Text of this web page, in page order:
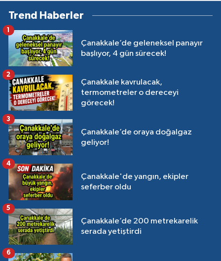
Trend Haberler
Çanakkale’de geleneksel panayır
başlıyor, 4 gün sürecek!
1
Çanakkale kavrulacak,
termometreler o dereceyi
görecek!
2
Çanakkale’de oraya doğalgaz
geliyor!
3
Çanakkale'de yangın, ekipler
seferber oldu
4
Çanakkale’de 200 metrekarelik
serada yetiştirdi
5
6